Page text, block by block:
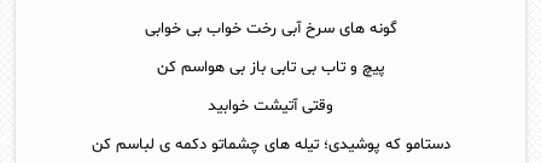
گونه های سرخ آبی رخت خواب بی خوابی
پیچ و تاب بی تابی باز بی هواسم کن
وقتی آتیشت خوابید
دستامو که پوشیدی؛ تیله های چشماتو دکمه ی لباسم کن